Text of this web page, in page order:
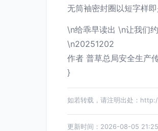
无筒袖密封圈以短字样
\n给乖早读出 \n让我们
\n20251202
作者 普草总局安全生产
}
如若转载，请注明出处：
更新时间：2026-08-05